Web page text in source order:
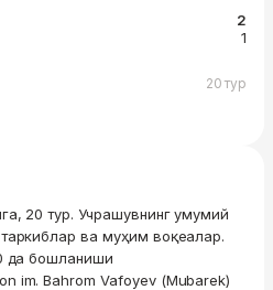
2
1
20 тур
20 тур. Учрашувнинг умумий
ва муҳим воқеалар.
да бошланиши
im. Bahrom Vafoyev (Mubarek)